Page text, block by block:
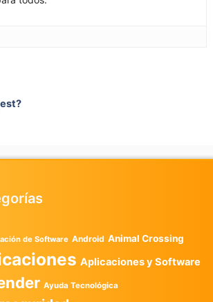
de Software Android Animal Crossing
Aplicaciones y Software
Ayuda Tecnológica